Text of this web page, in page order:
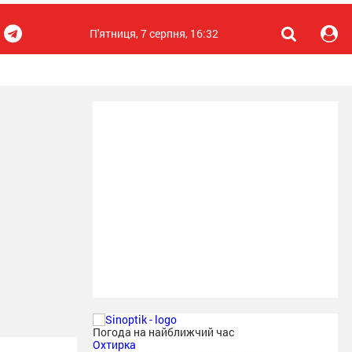
П'ятниця, 7 серпня, 16:32
Погода на найближчий час
Охтирка